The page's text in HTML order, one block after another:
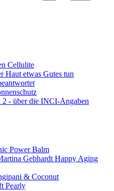
Cellulite
Haut etwas Gutes tun
- über die INCI-Angaben
Power Balm
Gebhardt Happy Aging
& Coconut
Pearly